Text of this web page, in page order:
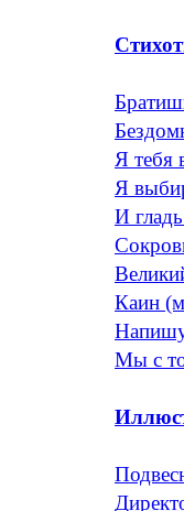
Я тебя
Я
И
Каин
Мы с